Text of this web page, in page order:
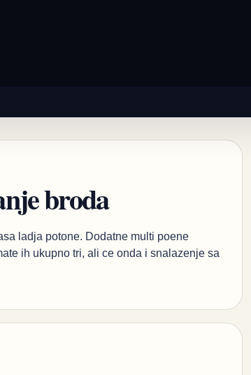
broda
ladja potone. Dodatne multi poene
ih ukupno tri, ali ce onda i snalazenje sa